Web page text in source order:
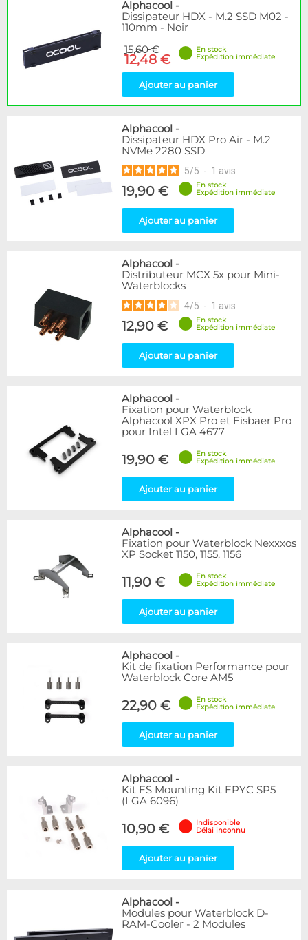
Disponibilité / Promotions
Articles en promotions
Appliquer
Alphacool -
Dissipateur HDX - M.2 SSD M02 -
110mm - Noir
15,60 €
12,48 €
En stock
Expédition immédiate
Ajouter au panier
Alphacool -
Dissipateur HDX Pro Air - M.2
NVMe 2280 SSD
5/5 - 1 avis
19,90 €
En stock
Expédition immédiate
Ajouter au panier
Alphacool -
Distributeur MCX 5x pour Mini-
Waterblocks
4/5 - 1 avis
12,90 €
En stock
Expédition immédiate
Ajouter au panier
Alphacool -
Fixation pour Waterblock
Alphacool XPX Pro et Eisbaer Pro
pour Intel LGA 4677
19,90 €
En stock
Expédition immédiate
Ajouter au panier
Alphacool -
Fixation pour Waterblock Nexxxos
XP Socket 1150, 1155, 1156
11,90 €
En stock
Expédition immédiate
Ajouter au panier
Alphacool -
Kit de fixation Performance pour
Waterblock Core AM5
22,90 €
En stock
Expédition immédiate
Ajouter au panier
Alphacool -
Kit ES Mounting Kit EPYC SP5
(LGA 6096)
10,90 €
Indisponible
Délai inconnu
Ajouter au panier
Alphacool -
Modules pour Waterblock D-
RAM-Cooler - 2 Modules